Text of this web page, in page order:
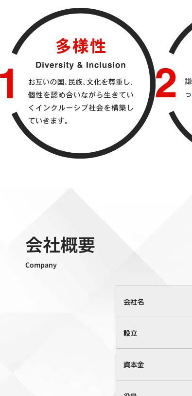
会社概要
Company
会社名
設立
資本金